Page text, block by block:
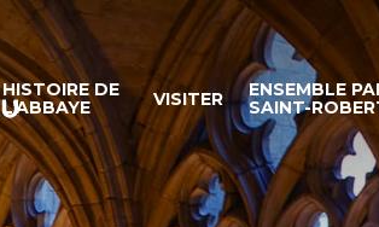
HISTOIRE DE
L’ABBAYE
VISITER
ENSEMBLE
SAINT-